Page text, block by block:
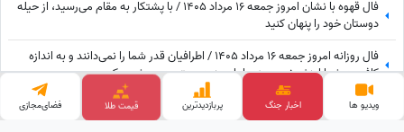
فال قهوه با نشان امروز جمعه 16 مرداد 1405 / با پشتکار به مقام می‌رسید، از حیله
دوستان خود را پنهان کنید
فال روزانه امروز جمعه 16 مرداد 1405 / اطرافیان قدر شما را نمی‌دانند و به اندازه
کافی به شما ارزش نمی‌دهند، اما به زودی متوجه می‌شوید که ...
فال انبیاء روزانه امروز جمعه 16 مرداد 1405 / بدان که چیزی از دست تو رفته که به
سبب آن غم و اندوه می‌خوری، اما ...
ویدیو ها اخبار جنگ پربازدید‌ترین قیمت طلا فضای‌مجازی